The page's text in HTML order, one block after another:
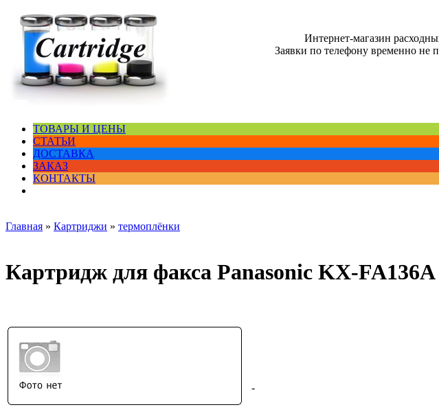
Интернет-магазин
Заявки по телефону временно не
ТОВАРЫ И ЦЕНЫ
СТАТЬИ
ДОСТАВКА
ЗАКАЗ
КОНТАКТЫ
Главная » Картриджи » термоплёнки
Картридж для факса Panasonic KX-FA136A
-